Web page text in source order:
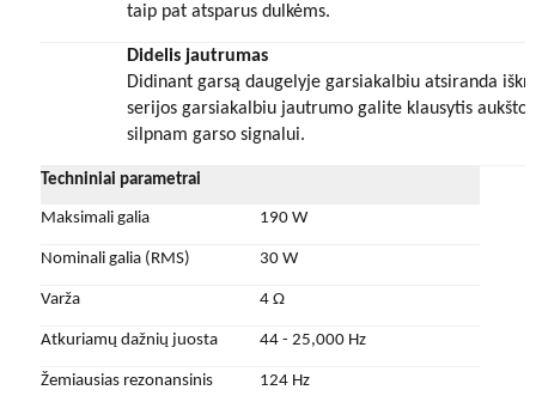
taip pat atsparus dulkėms.
Didelis jautrumas
Didinant garsą daugelyje garsiakalbiu atsiranda
serijos garsiakalbiu jautrumo galite klausytis
silpnam garso signalui.
Techniniai parametrai
Maksimali galia 190 W
Nominali galia (RMS) 30 W
Varža 4 Ω
Atkuriamų dažnių juosta 44 - 25,000 Hz
Žemiausias rezonansinis
124 Hz